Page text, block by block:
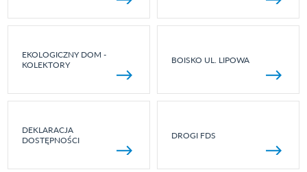
EKOLOGICZNY DOM -
KOLEKTORY
BOISKO UL. LIPOWA
DEKLARACJA
DOSTĘPNOŚCI
DROGI FDS